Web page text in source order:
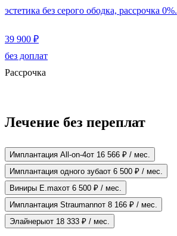
эстетика без серого ободка, рассрочка 0%.
39 900 ₽
без доплат
Рассрочка
Лечение без переплат
Имплантация All-on-4от 16 566 ₽ / мес.
Имплантация одного зубаот 6 500 ₽ / мес.
Виниры E.maxот 6 500 ₽ / мес.
Имплантация Straumannот 8 166 ₽ / мес.
Элайнерыот 18 333 ₽ / мес.